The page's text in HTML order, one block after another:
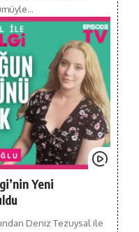
Yeni
Deniz Tezuysal ile